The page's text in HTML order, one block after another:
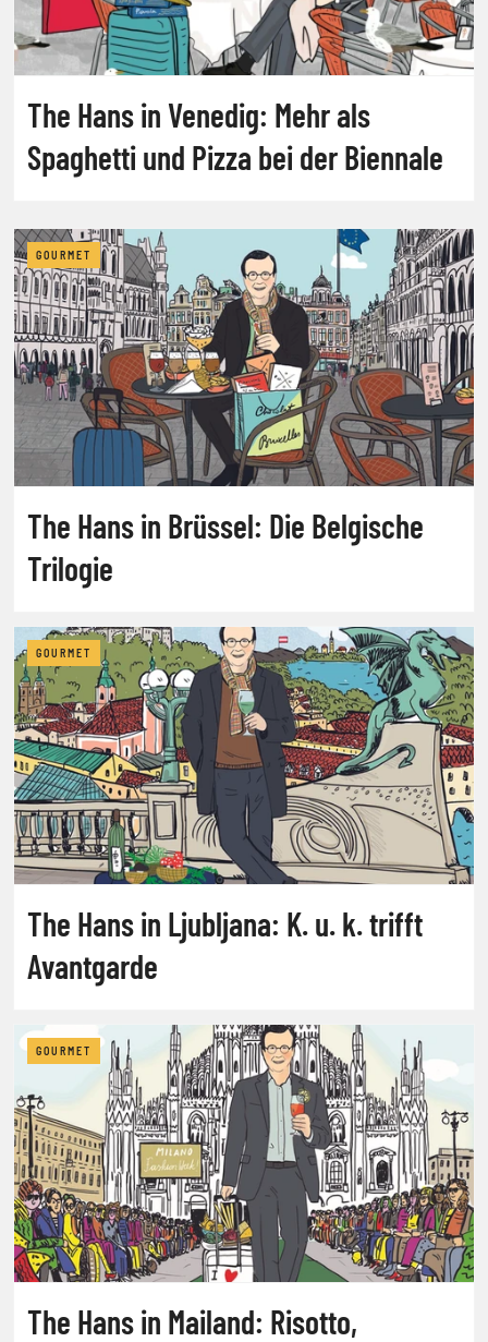
The Hans in Venedig: Mehr als
Spaghetti und Pizza bei der Biennale
GOURMET
The Hans in Brüssel: Die Belgische
Trilogie
GOURMET
The Hans in Ljubljana: K. u. k. trifft
Avantgarde
GOURMET
The Hans in Mailand: Risotto,